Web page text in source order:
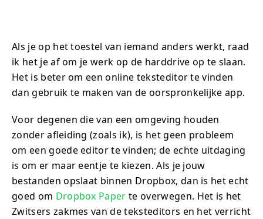
Als je op het toestel van iemand anders werkt, raad
ik het je af om je werk op de harddrive op te slaan.
Het is beter om een online teksteditor te vinden
dan gebruik te maken van de oorspronkelijke app.
Voor degenen die van een omgeving houden
zonder afleiding (zoals ik), is het geen probleem
om een goede editor te vinden; de echte uitdaging
is om er maar eentje te kiezen. Als je jouw
bestanden opslaat binnen Dropbox, dan is het echt
goed om Dropbox Paper te overwegen. Het is het
Zwitsers zakmes van de teksteditors en het verricht